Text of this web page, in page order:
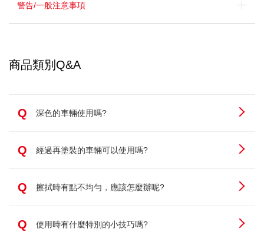
警告/一般注意事項
商品類別Q&A
Q 深色的車輛使用嗎?
Q 經過再塗裝的車輛可以使用嗎?
Q 擦拭時有點不均勻，應該怎麼辦呢?
Q 使用時有什麼特別的小技巧嗎?